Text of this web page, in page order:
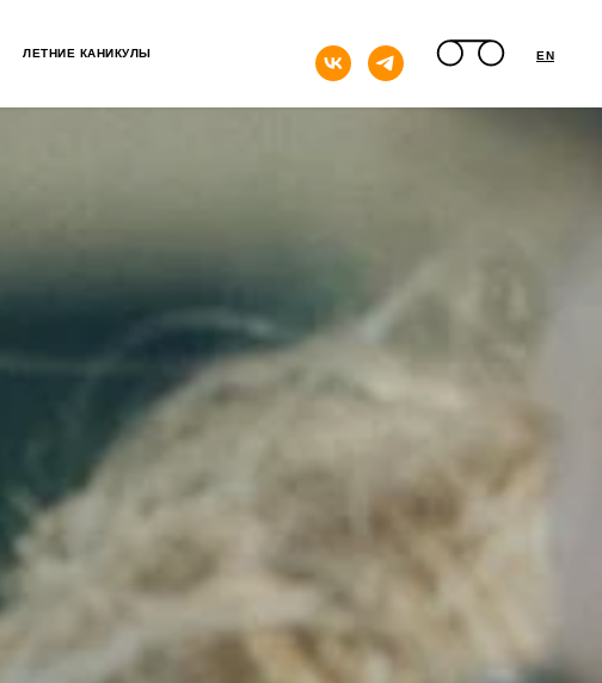
ЛЕТНИЕ КАНИКУЛЫ кнопка EN